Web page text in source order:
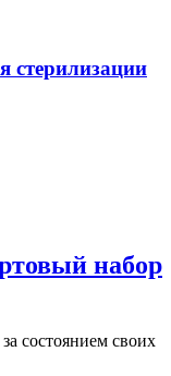
набор
состоянием своих